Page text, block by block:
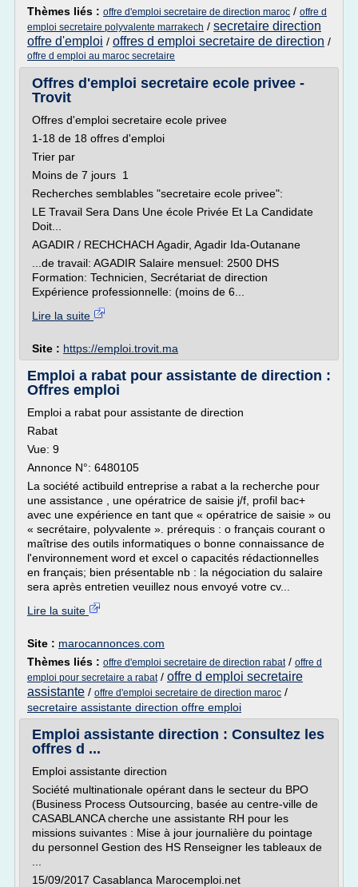
Thèmes liés : offre d'emploi secretaire de direction maroc / offre d
emploi secretaire polyvalente marrakech / secretaire direction
offre d'emploi / offres d emploi secretaire de direction /
offre d emploi au maroc secretaire
Offres d'emploi secretaire ecole privee -
Trovit
Offres d'emploi secretaire ecole privee
1-18 de 18 offres d'emploi
Trier par
Moins de 7 jours 1
Recherches semblables "secretaire ecole privee":
LE Travail Sera Dans Une école Privée Et La Candidate
Doit...
AGADIR / RECHCHACH Agadir, Agadir Ida-Outanane
...de travail: AGADIR Salaire mensuel: 2500 DHS
Formation: Technicien, Secrétariat de direction
Expérience professionnelle: (moins de 6...
Lire la suite
Site : https://emploi.trovit.ma
Emploi a rabat pour assistante de direction :
Offres emploi
Emploi a rabat pour assistante de direction
Rabat
Vue: 9
Annonce N°: 6480105
La société actibuild entreprise a rabat a la recherche pour
une assistance , une opératrice de saisie j/f, profil bac+
avec une expérience en tant que « opératrice de saisie » ou
« secrétaire, polyvalente ». prérequis : o français courant o
maîtrise des outils informatiques o bonne connaissance de
l'environnement word et excel o capacités rédactionnelles
en français; bien présentable nb : la négociation du salaire
sera après entretien veuillez nous envoyé votre cv...
Lire la suite
Site : marocannonces.com
Thèmes liés : offre d'emploi secretaire de direction rabat/ offre d
emploi pour secretaire a rabat/ offre d emploi secretaire
assistante / offre d'emploi secretaire de direction maroc /
secretaire assistante direction offre emploi
Emploi assistante direction : Consultez les
offres d ...
Emploi assistante direction
Société multinationale opérant dans le secteur du BPO
(Business Process Outsourcing, basée au centre-ville de
CASABLANCA cherche une assistante RH pour les
missions suivantes : Mise à jour journalière du pointage
du personnel Gestion des HS Renseigner les tableaux de
15/09/2017 Casablanca Marocemploi.net